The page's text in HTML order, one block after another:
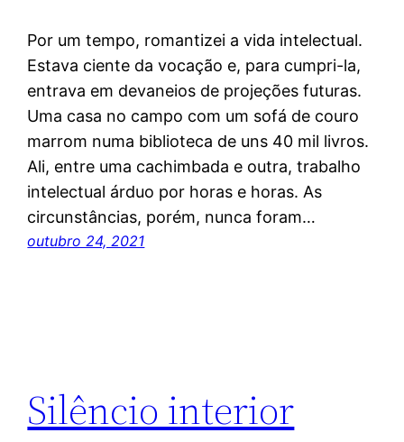
Por um tempo, romantizei a vida intelectual.
Estava ciente da vocação e, para cumpri-la,
entrava em devaneios de projeções futuras.
Uma casa no campo com um sofá de couro
marrom numa biblioteca de uns 40 mil livros.
Ali, entre uma cachimbada e outra, trabalho
intelectual árduo por horas e horas. As
circunstâncias, porém, nunca foram…
outubro 24, 2021
Silêncio interior